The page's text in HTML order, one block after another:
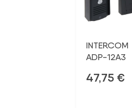
INTERCOM
ADP-12A3
47,75 €